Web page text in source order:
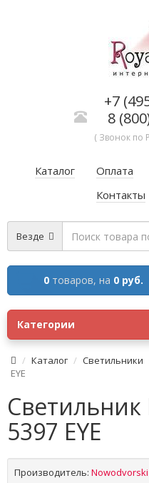
+7
8
( Звонок по
Каталог Оплата
Контакты
Везде
0 товаров, на 0 руб.
Категории
Каталог Светильники
EYE
5397 EYE
Производитель: Nowodvorski